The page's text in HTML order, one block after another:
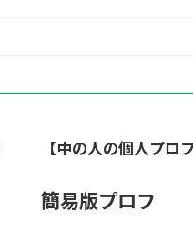
【中の人の個人プロ
簡易版プロフ